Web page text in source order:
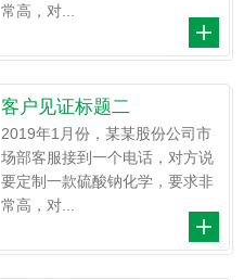
常高，对...
客户见证标题二
2019年1月份，某某股份公司市
场部客服接到一个电话，对方说
要定制一款硫酸钠化学，要求非
常高，对...